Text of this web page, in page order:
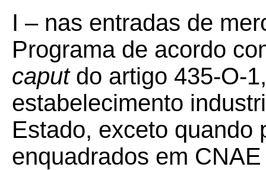
I – nas entradas de
Programa de acordo
caput do artigo 435-O-
estabelecimento
Estado, exceto quando
enquadrados em